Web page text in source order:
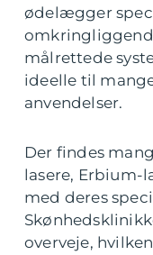
ødelægger
målrettede
ideelle til
anvendelser.
Der findes
lasere, Erbium-
med deres
overveje,